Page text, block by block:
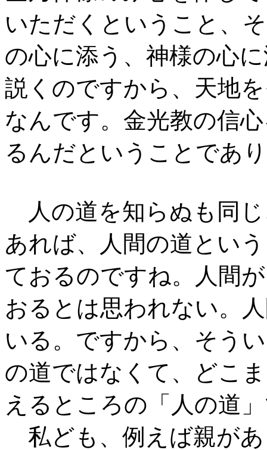
いただくということ、
の心に添う、神様の心
説くのですから、天地
なんです。金光教の信
るんだということであ
人の道を知らぬも同
あれば、人間の道とい
ておるのですね。人間
おるとは思われない。
いる。ですから、そう
の道ではなくて、どこ
えるところの「人の道
私ども、例えば親が